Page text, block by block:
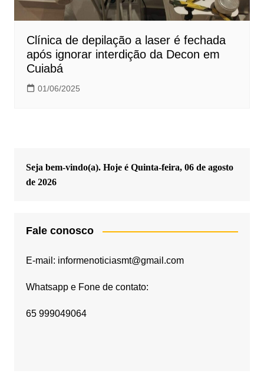
Clínica de depilação a laser é fechada
após ignorar interdição da Decon em
Cuiabá
01/06/2025
Seja bem-vindo(a). Hoje é Quinta-feira, 06 de agosto
de 2026
Fale conosco
E-mail: informenoticiasmt@gmail.com
Whatsapp e Fone de contato:
65 999049064